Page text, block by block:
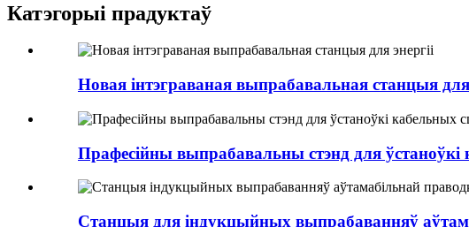
Катэгорыі прадуктаў
Новая інтэграваная выпрабавальная станцыя для
Прафесійны выпрабавальны стэнд для
Станцыя для індукцыйных выпрабаванняў